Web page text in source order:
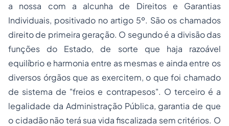
a nossa com a alcunha de Direitos e Garantias
Individuais, positivado no artigo 5º. São os chamados
direito de primeira geração. O segundo é a divisão das
funções do Estado, de sorte que haja razoável
equilíbrio e harmonia entre as mesmas e ainda entre os
diversos órgãos que as exercitem, o que foi chamado
de sistema de "freios e contrapesos". O terceiro é a
legalidade da Administração Pública, garantia de que
o cidadão não terá sua vida fiscalizada sem critérios. O